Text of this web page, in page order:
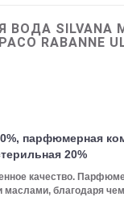
SILVANA
RABANNE
парфюмерная
20%
качество.
благодаря